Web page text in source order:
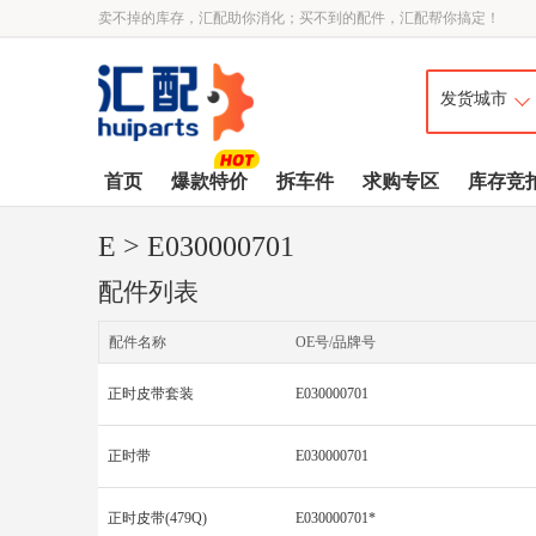
卖不掉的库存，汇配助你消化；买不到的配件，汇配帮你搞定！
首页 爆款特价 拆车件 求购专区 库存竞
E > E030000701
配件列表
配件名称 OE号/品牌号
正时皮带套装 E030000701
正时带 E030000701
正时皮带(479Q) E030000701*